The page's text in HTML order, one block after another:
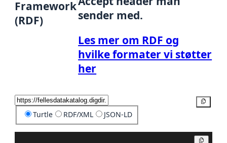
Framework
(RDF)
sender med.
Les mer om RDF og
hvilke formater vi støtter
her
Turtle RDF/XML JSON-LD